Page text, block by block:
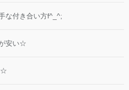
な付き合い方f^_^;
安い☆
☆